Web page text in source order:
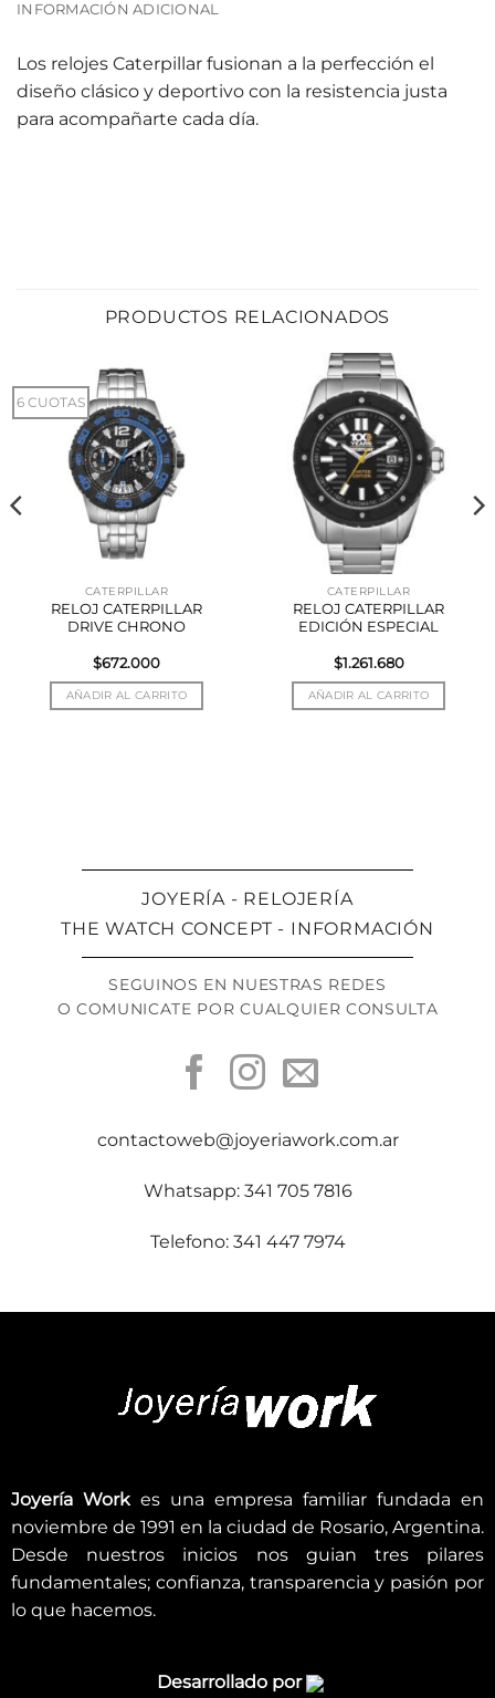
INFORMACIÓN ADICIONAL
Los relojes Caterpillar fusionan a la perfección el
diseño clásico y deportivo con la resistencia justa
para acompañarte cada día.
PRODUCTOS RELACIONADOS
6 CUOTAS
CATERPILLAR
RELOJ CATERPILLAR
DRIVE CHRONO
$672.000
AÑADIR AL CARRITO
CATERPILLAR
RELOJ CATERPILLAR
EDICIÓN ESPECIAL
$1.261.680
AÑADIR AL CARRITO
JOYERÍA - RELOJERÍA
THE WATCH CONCEPT - INFORMACIÓN
SEGUINOS EN NUESTRAS REDES
O COMUNICATE POR CUALQUIER CONSULTA
contactoweb@joyeriawork.com.ar
Whatsapp: 341 705 7816
Telefono: 341 447 7974
Joyería Workes una empresa familiar fundada en
noviembre de 1991 en la ciudad de Rosario, Argentina.
Desde nuestros inicios nos guian tres pilares
fundamentales; confianza, transparencia y pasión por
lo que hacemos.
Desarrollado por